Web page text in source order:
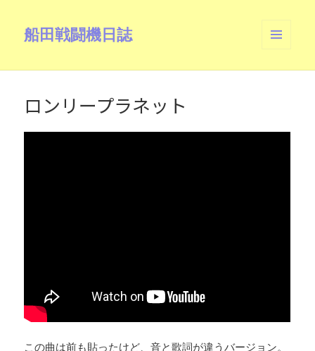
船田戦闘機日誌
ーとウ
ロンリープラネット
この曲は前も貼ったけど、音と歌詞が違うバージョン。